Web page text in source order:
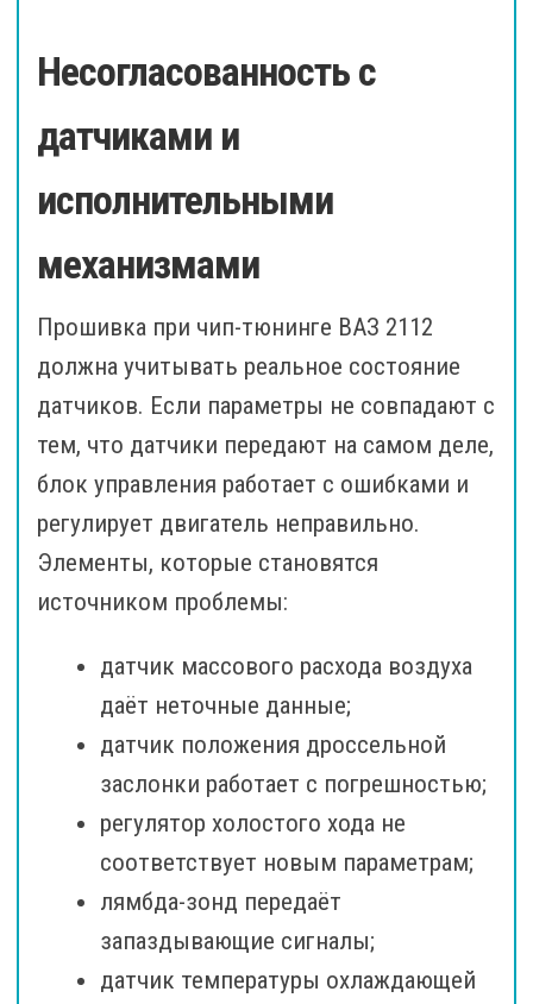
Несогласованность с
датчиками и
исполнительными
механизмами
Прошивка при чип-тюнинге ВАЗ 2112
должна учитывать реальное состояние
датчиков. Если параметры не совпадают с
тем, что датчики передают на самом деле,
блок управления работает с ошибками и
регулирует двигатель неправильно.
Элементы, которые становятся
источником проблемы:
датчик массового расхода воздуха
даёт неточные данные;
датчик положения дроссельной
заслонки работает с погрешностью;
регулятор холостого хода не
соответствует новым параметрам;
лямбда-зонд передаёт
запаздывающие сигналы;
датчик температуры охлаждающей